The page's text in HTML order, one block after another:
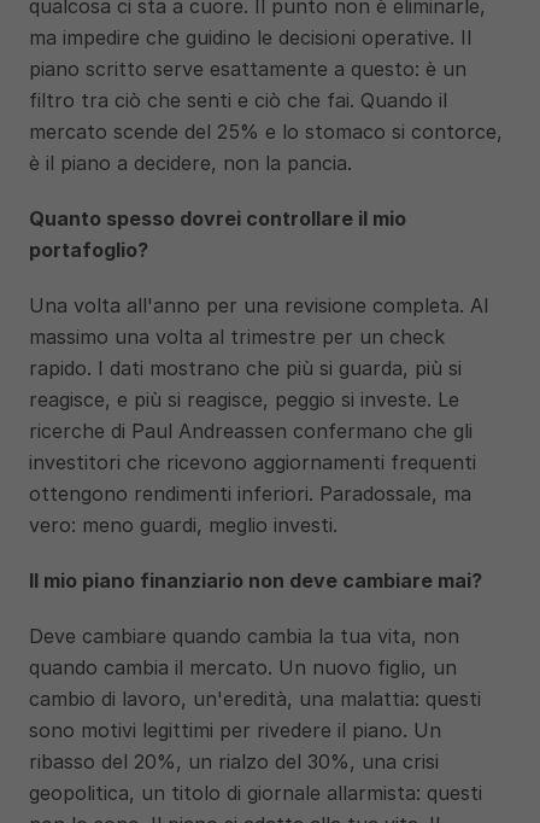
qualcosa ci sta a cuore. Il punto non è eliminarle,
ma impedire che guidino le decisioni operative. Il
piano scritto serve esattamente a questo: è un
filtro tra ciò che senti e ciò che fai. Quando il
mercato scende del 25% e lo stomaco si contorce,
è il piano a decidere, non la pancia.
Quanto spesso dovrei controllare il mio
portafoglio?
Una volta all'anno per una revisione completa. Al
massimo una volta al trimestre per un check
rapido. I dati mostrano che più si guarda, più si
reagisce, e più si reagisce, peggio si investe. Le
ricerche di Paul Andreassen confermano che gli
investitori che ricevono aggiornamenti frequenti
ottengono rendimenti inferiori. Paradossale, ma
vero: meno guardi, meglio investi.
Il mio piano finanziario non deve cambiare mai?
Deve cambiare quando cambia la tua vita, non
quando cambia il mercato. Un nuovo figlio, un
cambio di lavoro, un'eredità, una malattia: questi
sono motivi legittimi per rivedere il piano. Un
ribasso del 20%, un rialzo del 30%, una crisi
geopolitica, un titolo di giornale allarmista: questi